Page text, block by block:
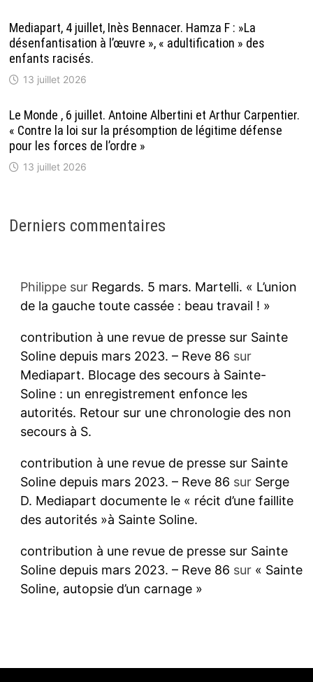
Mediapart, 4 juillet, Inès Bennacer. Hamza F : »La
désenfantisation à l’œuvre », « adultification » des
enfants racisés.
13 juillet 2026
Le Monde , 6 juillet. Antoine Albertini et Arthur Carpentier.
« Contre la loi sur la présomption de légitime défense
pour les forces de l’ordre »
13 juillet 2026
Derniers commentaires
Philippesur Regards. 5 mars. Martelli. « L’union
de la gauche toute cassée : beau travail ! »
contribution à une revue de presse sur Sainte
Soline depuis mars 2023. – Reve 86 sur
Mediapart. Blocage des secours à Sainte-
Soline : un enregistrement enfonce les
autorités. Retour sur une chronologie des non
secours à S.
contribution à une revue de presse sur Sainte
Soline depuis mars 2023. – Reve 86 sur Serge
D. Mediapart documente le « récit d’une faillite
des autorités »à Sainte Soline.
contribution à une revue de presse sur Sainte
Soline depuis mars 2023. – Reve 86 sur « Sainte
Soline, autopsie d’un carnage »